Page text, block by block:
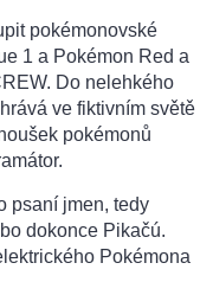
pokémonovské
1 a Pokémon Red a
Do nelehkého
ve fiktivním světě
pokémonů
psaní jmen, tedy
dokonce Pikačú.
Pokémona